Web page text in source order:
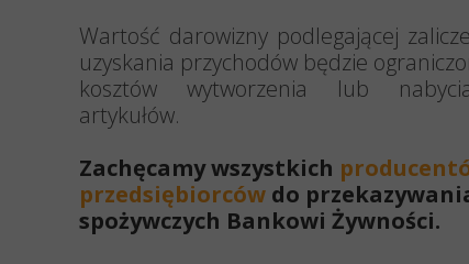
Wartość darowizny podlegającej
uzyskania przychodów będzie
kosztów wytworzenia lub
artykułów.
Zachęcamy wszystkich
przedsiębiorców do
spożywczych Bankowi Żywności.